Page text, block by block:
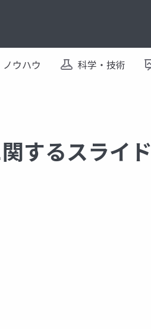
ノウハウ 科学・技術
するスライド